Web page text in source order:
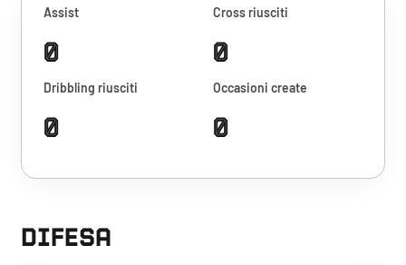
Assist
0
Cross riusciti
0
Dribbling riusciti
0
Occasioni create
0
DIFESA